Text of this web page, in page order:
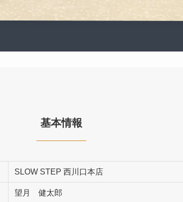
基本情報
SLOW STEP 西川口本店
望月 健太郎